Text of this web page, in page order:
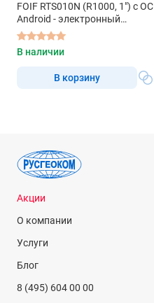
FOIF RTS010N (R1000, 1") с ОС
Android - электронный
тахеометр
В наличии
В корзину
Акции
О компании
Услуги
Блог
8 (495) 604 00 00